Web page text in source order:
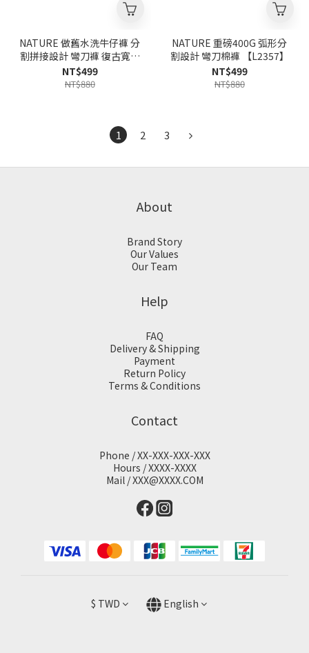
NATURE 做舊水洗牛仔褲 分
割拼接設計 彎刀褲 復古寬鬆
輪廓【MN2383】
NT$499
NT$880
NATURE 重磅400G 弧形分
割設計 彎刀棉褲 【L2357】
NT$499
NT$880
1 2 3
About
Brand Story
Our Values
Our Team
Help
FAQ
Delivery & Shipping
Payment
Return Policy
Terms & Conditions
Contact
Phone / XX-XXX-XXX-XXX
Hours / XXXX-XXXX
Mail / XXX@XXXX.COM
$ TWD English